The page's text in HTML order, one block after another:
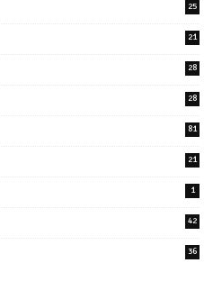
25
21
28
28
81
21
1
42
36